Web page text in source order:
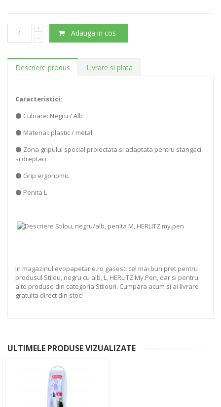
Adauga in cos
Descriere produs Livrare si plata
Caracteristici:
⚫ Culoare: Negru / Alb
⚫ Material: plastic / metal
⚫ Zona gripului special proiectata si adaptata pentru stangaci
si dreptaci
⚫ Grip ergonomic
⚫ Penita L
In magazinul evopapetarie.ro gasesti cel mai bun pret pentru
produsul Stilou, negru cu alb, L, HERLITZ My.Pen, dar si pentru
alte produse din categoria Stilouri. Cumpara acum si ai livrare
gratuita direct din stoc!
ULTIMELE PRODUSE VIZUALIZATE